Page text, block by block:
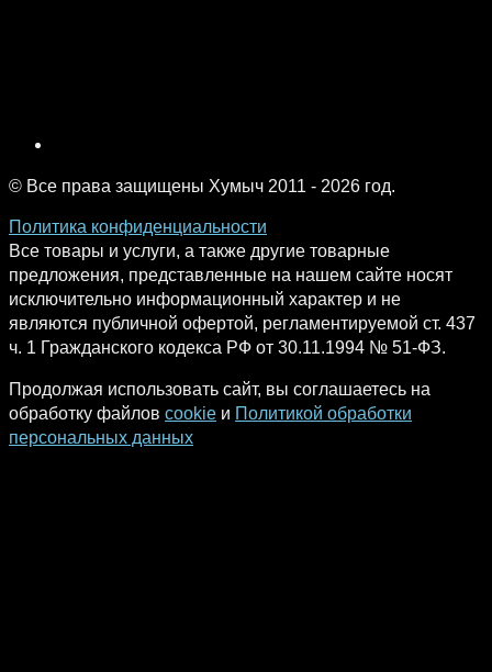
© Все права защищены Хумыч 2011 - 2026 год.
Политика конфиденциальности
Все товары и услуги, а также другие товарные
предложения, представленные на нашем сайте носят
исключительно информационный характер и не
являются публичной офертой, регламентируемой ст. 437
ч. 1 Гражданского кодекса РФ от 30.11.1994 № 51-ФЗ.
Продолжая использовать сайт, вы соглашаетесь на
обработку файлов cookie и Политикой обработки
персональных данных